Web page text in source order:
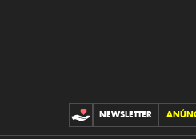
CONTRIBUCIONES
NEWSLETTER